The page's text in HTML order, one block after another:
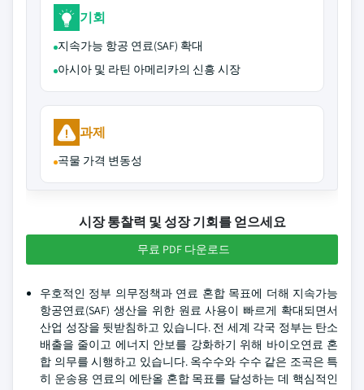
기회
지속가능 항공 연료(SAF) 확대
아시아 및 라틴 아메리카의 신흥 시장
과제
곡물 가격 변동성
시장 통찰력 및 성장 기회를 얻으세요
무료 PDF 다운로드
우호적인 정부 의무정책과 연료 혼합 목표에 더해 지속가능
항공연료(SAF) 생산을 위한 원료 사용이 빠르게 확대되면서
산업 성장을 뒷받침하고 있습니다. 전 세계 각국 정부는 탄소
배출을 줄이고 에너지 안보를 강화하기 위해 바이오연료 혼
합 의무를 시행하고 있습니다. 옥수수와 수수 같은 조곡은 특
히 운송용 연료의 에탄올 혼합 목표를 달성하는 데 핵심적인